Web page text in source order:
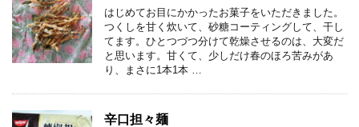
はじめてお目にかかったお菓子をいただきました。
つくしを甘く炊いて、砂糖コーティングして、干し
てます。ひとつづつ分けて乾燥させるのは、大変だ
と思います。甘くて、少しだけ春のほろ苦みがあ
り、まさに1本1本 …
辛口担々麺